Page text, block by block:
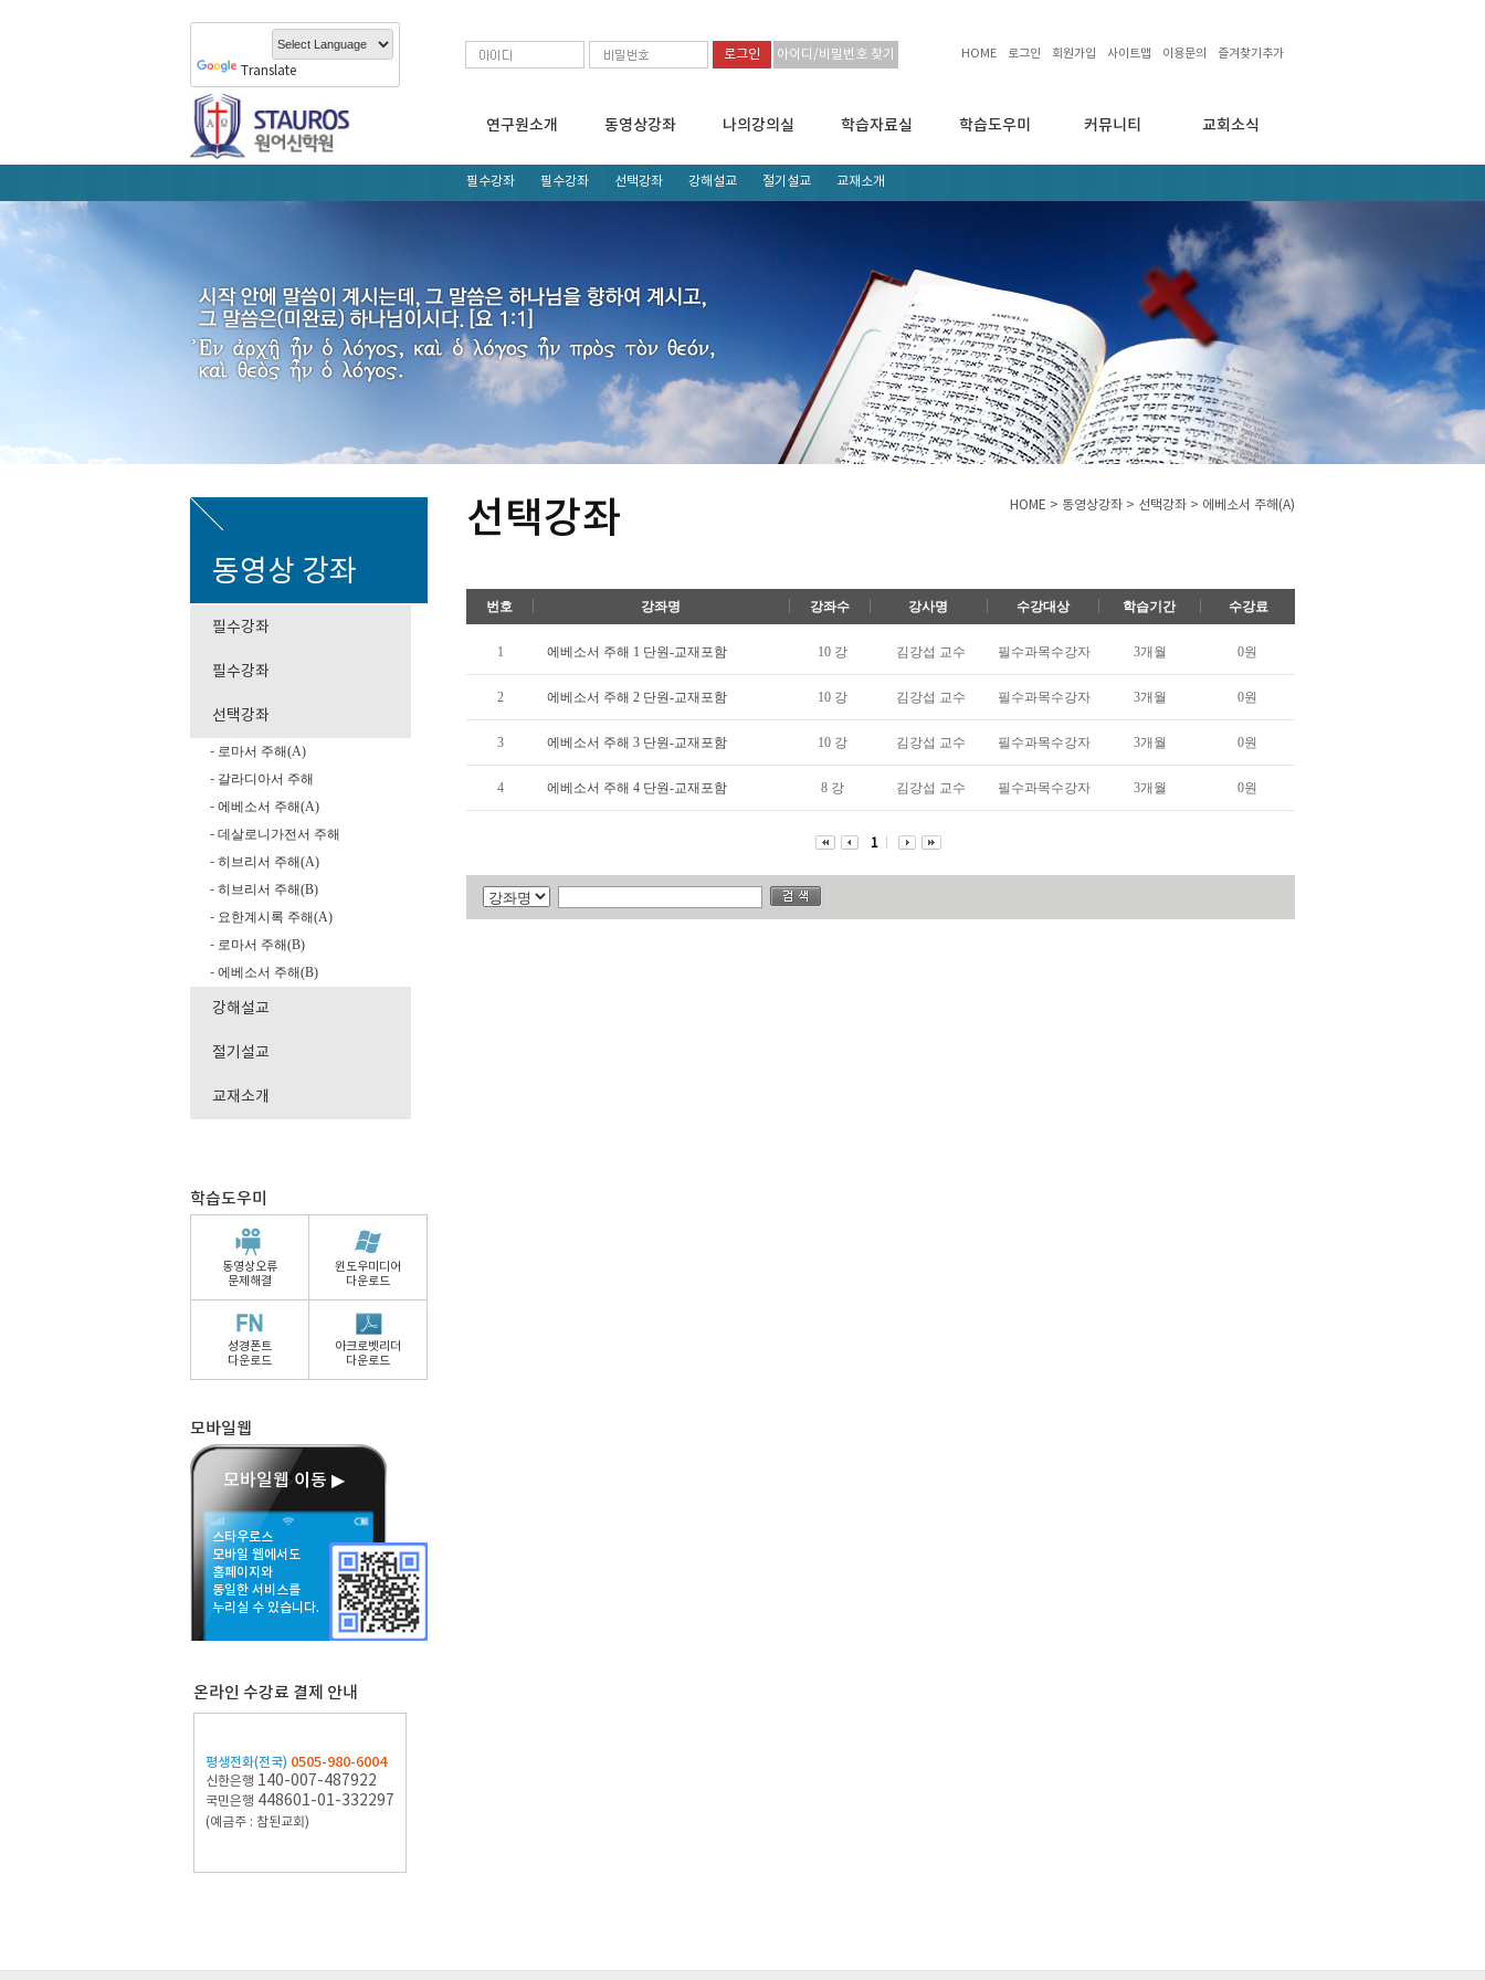
Translate
아이디/비밀번호 찾기 HOME 로그인 회원가입 사이트맵 이용문의 즐겨찾기추가
연구원소개 동영상강좌 나의강의실 학습자료실 학습도우미 커뮤니티 교회소식
필수강좌 필수강좌 선택강좌 강해설교 절기설교 교재소개
동영상 강좌
필수강좌
필수강좌
선택강좌
- 로마서 주해(A)
- 갈라디아서 주해
- 에베소서 주해(A)
- 데살로니가전서 주해
- 히브리서 주해(A)
- 히브리서 주해(B)
- 요한계시록 주해(A)
- 로마서 주해(B)
- 에베소서 주해(B)
강해설교
절기설교
교재소개
학습도우미
동영상오류
문제해결
윈도우미디어
다운로드
성경폰트
다운로드
아크로벳리더
다운로드
모바일웹
모바일웹 이동 ▶
스타우로스
모바일 웹에서도
홈페이지와
동일한 서비스를
누리실 수 있습니다.
온라인 수강료 결제 안내
평생전화(전국) 0505-980-6004
신한은행 140-007-487922
국민은행 448601-01-332297
(예금주 : 참된교회)
선택강좌 HOME > 동영상강좌 > 선택강좌 > 에베소서 주해(A)
번호 강좌명 강좌수 강사명 수강대상 학습기간 수강료
1 에베소서 주해 1 단원-교재포함 10 강 김강섭 교수 필수과목수강자 3개월 0원
2 에베소서 주해 2 단원-교재포함 10 강 김강섭 교수 필수과목수강자 3개월 0원
3 에베소서 주해 3 단원-교재포함 10 강 김강섭 교수 필수과목수강자 3개월 0원
4 에베소서 주해 4 단원-교재포함 8 강 김강섭 교수 필수과목수강자 3개월 0원
1